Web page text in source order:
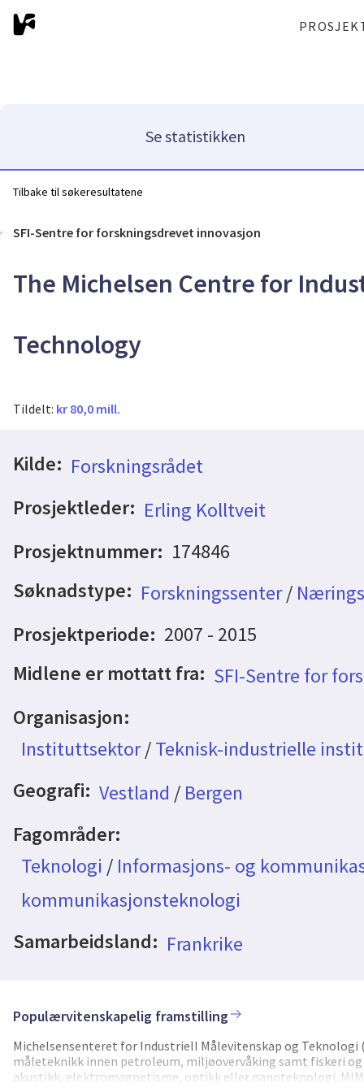
Se statistikken
Tilbake til søkeresultatene
SFI-Sentre for forskningsdrevet innovasjon
The Michelsen Centre for
Technology
Tildelt: kr 80,0 mill.
Kilde: Forskningsrådet
Prosjektleder: Erling Kolltveit
Prosjektnummer: 174846
Søknadstype: Forskningssenter/
Prosjektperiode: 2007 - 2015
Midlene er mottatt fra: SFI-Sentre for
Organisasjon:
Instituttsektor/Teknisk-industrielle
Geografi: Vestland / Bergen
Fagområder:
Teknologi / Informasjons- og
kommunikasjonsteknologi
Samarbeidsland: Frankrike
Populærvitenskapelig framstilling
Michelsensenteret for Industriell Målevitenskap og
måleteknikk innen petroleum, miljøovervåking samt fiskeri
akustikk, elektromagnetisme, optikk eller nanoteknologi.